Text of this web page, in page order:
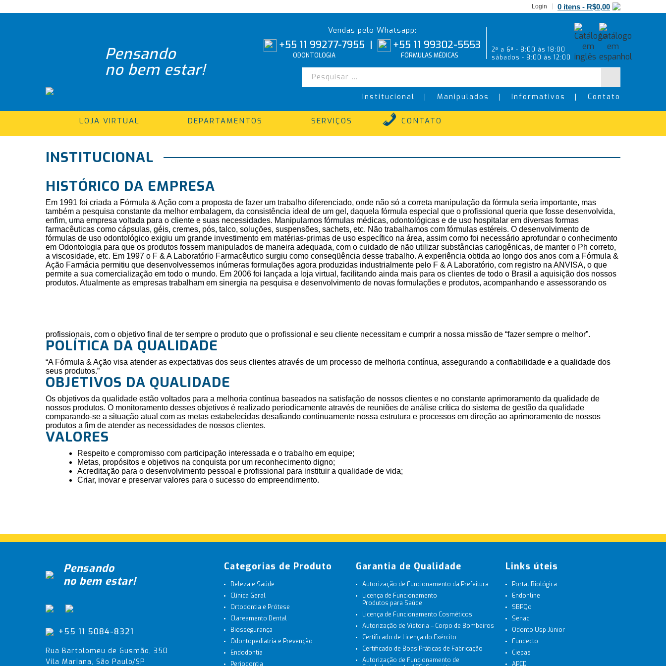
Login 0 itens - R$0,00
Pensando
no bem estar!
Vendas pelo Whatsapp:
+55 11 99277-7955
ODONTOLOGIA
| +55 11 99302-5553
FÓRMULAS MÉDICAS
2ª a 6ª - 8:00 às 18:00
sábados - 8:00 às 12:00
Institucional Manipulados Informativos Contato
LOJA VIRTUAL DEPARTAMENTOS SERVIÇOS CONTATO
INSTITUCIONAL
HISTÓRICO DA EMPRESA
Em 1991 foi criada a Fórmula & Ação com a proposta de fazer um trabalho diferenciado, onde não só a correta manipulação da fórmula seria importante, mas
também a pesquisa constante da melhor embalagem, da consistência ideal de um gel, daquela fórmula especial que o profissional queria que fosse desenvolvida,
enfim, uma empresa voltada para o cliente e suas necessidades. Manipulamos fórmulas médicas, odontológicas e de uso hospitalar em diversas formas
farmacêuticas como cápsulas, géis, cremes, pós, talco, soluções, suspensões, sachets, etc. Não trabalhamos com fórmulas estéreis. O desenvolvimento de
fórmulas de uso odontológico exigiu um grande investimento em matérias-primas de uso específico na área, assim como foi necessário aprofundar o conhecimento
em Odontologia para que os produtos fossem manipulados de maneira adequada, com o cuidado de não utilizar substâncias cariogênicas, de manter o Ph correto,
a viscosidade, etc. Em 1997 o F & A Laboratório Farmacêutico surgiu como conseqüência desse trabalho. A experiência obtida ao longo dos anos com a Fórmula &
Ação Farmácia permitiu que desenvolvessemos inúmeras formulações agora produzidas industrialmente pelo F & A Laboratório, com registro na ANVISA, o que
permite a sua comercialização em todo o mundo. Em 2006 foi lançada a loja virtual, facilitando ainda mais para os clientes de todo o Brasil a aquisição dos nossos
produtos. Atualmente as empresas trabalham em sinergia na pesquisa e desenvolvimento de novas formulações e produtos, acompanhando e assessorando os
profissionais, com o objetivo final de ter sempre o produto que o profissional e seu cliente necessitam e cumprir a nossa missão de “fazer sempre o melhor”.
POLÍTICA DA QUALIDADE
“A Fórmula & Ação visa atender as expectativas dos seus clientes através de um processo de melhoria contínua, assegurando a confiabilidade e a qualidade dos
seus produtos.”
OBJETIVOS DA QUALIDADE
Os objetivos da qualidade estão voltados para a melhoria contínua baseados na satisfação de nossos clientes e no constante aprimoramento da qualidade de
nossos produtos. O monitoramento desses objetivos é realizado periodicamente através de reuniões de análise crítica do sistema de gestão da qualidade
comparando-se a situação atual com as metas estabelecidas desafiando continuamente nossa estrutura e processos em direção ao aprimoramento de nossos
produtos a fim de atender as necessidades de nossos clientes.
VALORES
Respeito e compromisso com participação interessada e o trabalho em equipe;
Metas, propósitos e objetivos na conquista por um reconhecimento digno;
Acreditação para o desenvolvimento pessoal e profissional para instituir a qualidade de vida;
Criar, inovar e preservar valores para o sucesso do empreendimento.
Pensando
no bem estar!
+55 11 5084-8321
Rua Bartolomeu de Gusmão, 350
Vila Mariana, São Paulo/SP
Categorias de Produto
Beleza e Saúde
Clínica Geral
Ortodontia e Prótese
Clareamento Dental
Biossegurança
Odontopediatria e Prevenção
Endodontia
Periodontia
Garantia de Qualidade
Autorização de Funcionamento da Prefeitura
Licença de Funcionamento
Produtos para Saúde
Licença de Funcionamento Cosméticos
Autorização de Vistoria – Corpo de Bombeiros
Certificado de Licença do Exército
Certificado de Boas Práticas de Fabricação
Autorização de Funcionamento de
Links úteis
Portal Biológica
Endonline
SBPQo
Senac
Odonto Usp Júnior
Fundecto
Ciepas
APCD